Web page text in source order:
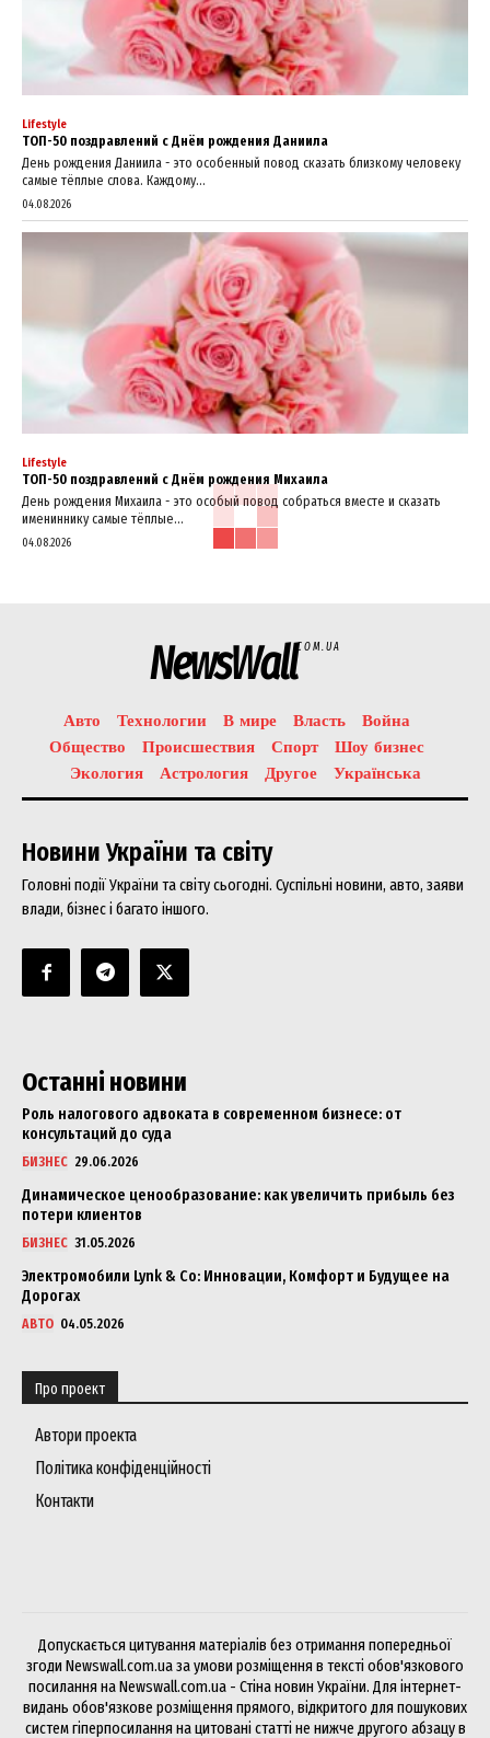
Lifestyle
ТОП-50 поздравлений с Днём рождения Даниила
День рождения Даниила - это особенный повод сказать близкому человеку
самые тёплые слова. Каждому...
04.08.2026
Lifestyle
ТОП-50 поздравлений с Днём рождения Михаила
День рождения Михаила - это особый повод собраться вместе и сказать
имениннику самые тёплые...
04.08.2026
NewsWallCOM.UA
Авто Технологии В мире Власть
Война
Общество
Происшествия Спорт
Шоу бизнес
Экология
Астрология Другое Українська
Новини України та світу
Головні події України та світу сьогодні. Суспільні новини, авто, заяви
влади, бізнес і багато іншого.
Останні новини
Роль налогового адвоката в современном бизнесе: от
консультаций до суда
БИЗНЕС 29.06.2026
Динамическое ценообразование: как увеличить прибыль без
потери клиентов
БИЗНЕС 31.05.2026
Электромобили Lynk & Co: Инновации, Комфорт и Будущее на
Дорогах
АВТО 04.05.2026
Про проект
Автори проекта
Політика конфіденційності
Контакти
Допускається цитування матеріалів без отримання попередньої
згоди Newswall.com.ua за умови розміщення в тексті обов'язкового
посилання на Newswall.com.ua - Стіна новин України. Для інтернет-
видань обов'язкове розміщення прямого, відкритого для пошукових
систем гіперпосилання на цитовані статті не нижче другого абзацу в